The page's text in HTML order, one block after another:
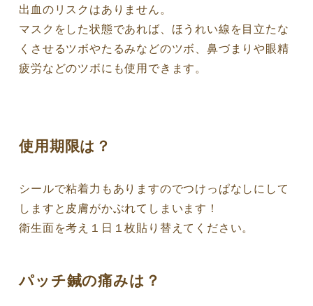
出血のリスクはありません。
マスクをした状態であれば、ほうれい線を目立たな
くさせるツボやたるみなどのツボ、鼻づまりや眼精
疲労などのツボにも使用できます。
使用期限は？
シールで粘着力もありますのでつけっぱなしにして
しますと皮膚がかぶれてしまいます！
衛生面を考え１日１枚貼り替えてください。
パッチ鍼の痛みは？